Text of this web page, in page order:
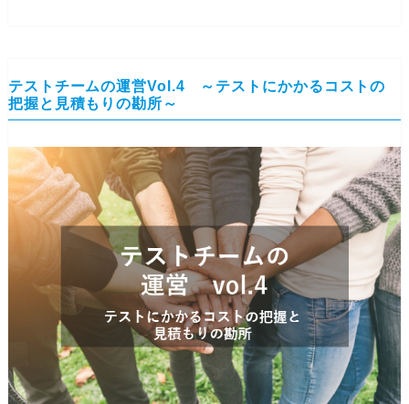
テストチームの運営Vol.4 ～テストにかかるコストの
把握と見積もりの勘所～